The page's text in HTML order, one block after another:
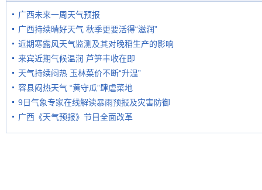
广西未来一周天气预报
广西持续晴好天气 秋季更要活得“滋润”
近期寒露风天气监测及其对晚稻生产的影响
来宾近期气候温润 芦笋丰收在即
天气持续闷热 玉林菜价不断“升温”
容县闷热天气 “黄守瓜”肆虐菜地
9日气象专家在线解读暴雨预报及灾害防御
广西《天气预报》节目全面改革